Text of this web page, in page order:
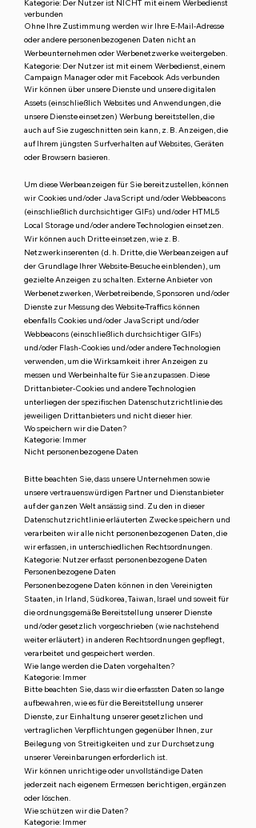
Kategorie: Der Nutzer ist NICHT mit einem Werbedienst
verbunden
Ohne Ihre Zustimmung werden wir Ihre E-Mail-Adresse
oder andere personenbezogenen Daten nicht an
Werbeunternehmen oder Werbenetzwerke weitergeben.
Kategorie: Der Nutzer ist mit einem Werbedienst, einem
Campaign Manager oder mit Facebook Ads verbunden
Wir können über unsere Dienste und unsere digitalen
Assets (einschließlich Websites und Anwendungen, die
unsere Dienste einsetzen) Werbung bereitstellen, die
auch auf Sie zugeschnitten sein kann, z. B. Anzeigen, die
auf Ihrem jüngsten Surfverhalten auf Websites, Geräten
oder Browsern basieren.
Um diese Werbeanzeigen für Sie bereitzustellen, können
wir Cookies und/oder JavaScript und/oder Webbeacons
(einschließlich durchsichtiger GIFs) und/oder HTML5
Local Storage und/oder andere Technologien einsetzen.
Wir können auch Dritte einsetzen, wie z. B.
Netzwerkinserenten (d. h. Dritte, die Werbeanzeigen auf
der Grundlage Ihrer Website-Besuche einblenden), um
gezielte Anzeigen zu schalten. Externe Anbieter von
Werbenetzwerken, Werbetreibende, Sponsoren und/oder
Dienste zur Messung des Website-Traffics können
ebenfalls Cookies und/oder JavaScript und/oder
Webbeacons (einschließlich durchsichtiger GIFs)
und/oder Flash-Cookies und/oder andere Technologien
verwenden, um die Wirksamkeit ihrer Anzeigen zu
messen und Werbeinhalte für Sie anzupassen. Diese
Drittanbieter-Cookies und andere Technologien
unterliegen der spezifischen Datenschutzrichtlinie des
jeweiligen Drittanbieters und nicht dieser hier.
Wo speichern wir die Daten?
Kategorie: Immer
Nicht personenbezogene Daten
Bitte beachten Sie, dass unsere Unternehmen sowie
unsere vertrauenswürdigen Partner und Dienstanbieter
auf der ganzen Welt ansässig sind. Zu den in dieser
Datenschutzrichtlinie erläuterten Zwecke speichern und
verarbeiten wir alle nicht personenbezogenen Daten, die
wir erfassen, in unterschiedlichen Rechtsordnungen.
Kategorie: Nutzer erfasst personenbezogene Daten
Personenbezogene Daten
Personenbezogene Daten können in den Vereinigten
Staaten, in Irland, Südkorea, Taiwan, Israel und soweit für
die ordnungsgemäße Bereitstellung unserer Dienste
und/oder gesetzlich vorgeschrieben (wie nachstehend
weiter erläutert) in anderen Rechtsordnungen gepflegt,
verarbeitet und gespeichert werden.
Wie lange werden die Daten vorgehalten?
Kategorie: Immer
Bitte beachten Sie, dass wir die erfassten Daten so lange
aufbewahren, wie es für die Bereitstellung unserer
Dienste, zur Einhaltung unserer gesetzlichen und
vertraglichen Verpflichtungen gegenüber Ihnen, zur
Beilegung von Streitigkeiten und zur Durchsetzung
unserer Vereinbarungen erforderlich ist.
Wir können unrichtige oder unvollständige Daten
jederzeit nach eigenem Ermessen berichtigen, ergänzen
oder löschen.
Wie schützen wir die Daten?
Kategorie: Immer